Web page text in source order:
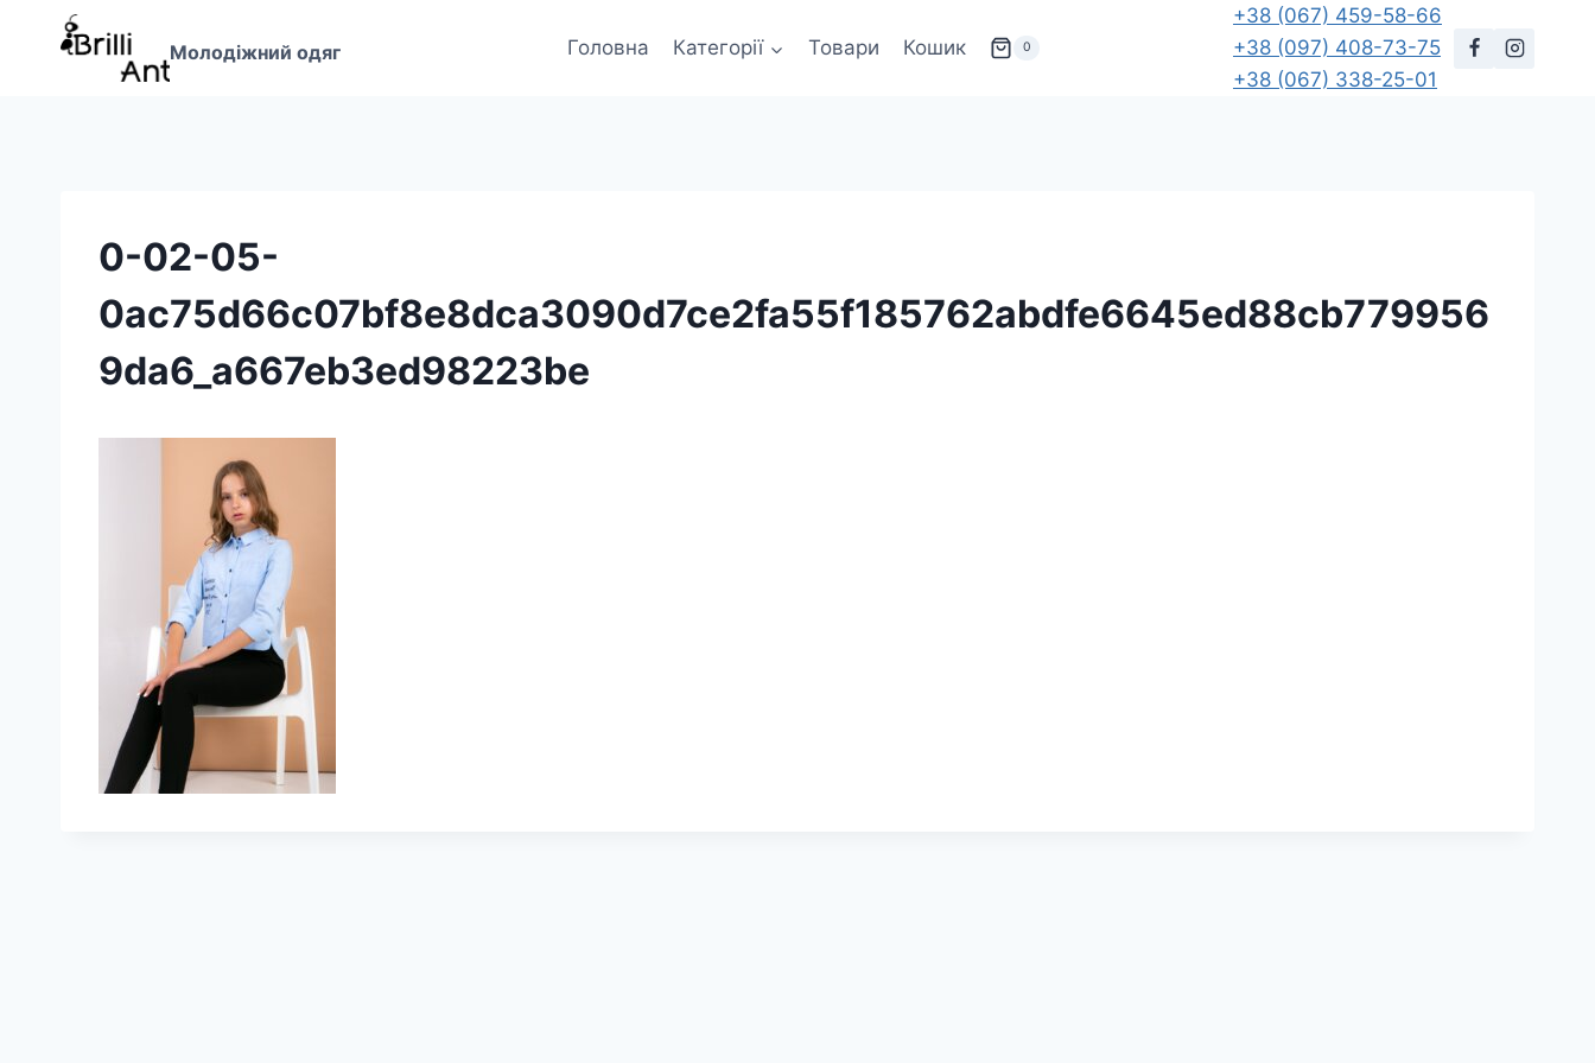
Перейти
Молодіжний одяг Головна Категорії Товари Кошик 0
+38 (067) 459-58-66
+38 (097) 408-73-75
+38 (067) 338-25-01
0-02-05-
0ac75d66c07bf8e8dca3090d7ce2fa55f185762abdfe6645ed88cb779956
9da6_a667eb3ed98223be